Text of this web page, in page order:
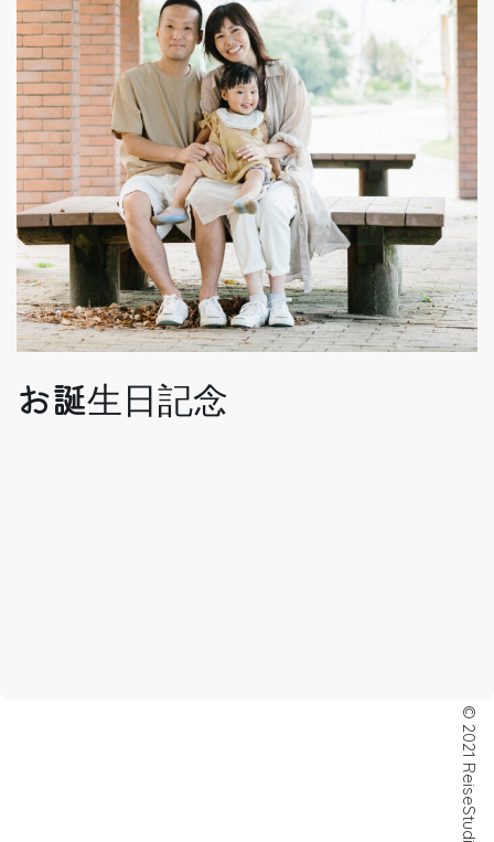
お誕生日記念
© 2021 ReiseStudio